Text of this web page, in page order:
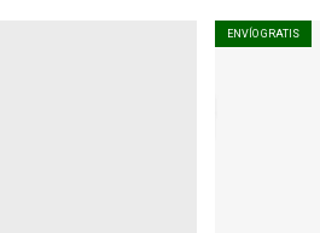
ENVÍO GRATIS